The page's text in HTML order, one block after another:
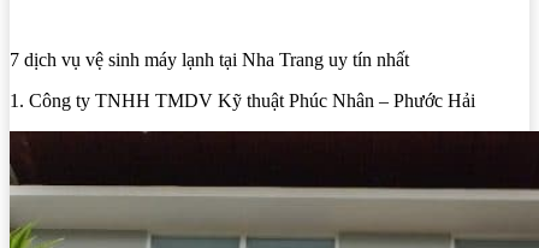
7 dịch vụ vệ sinh máy lạnh tại Nha Trang uy tín nhất
1. Công ty TNHH TMDV Kỹ thuật Phúc Nhân – Phước Hải